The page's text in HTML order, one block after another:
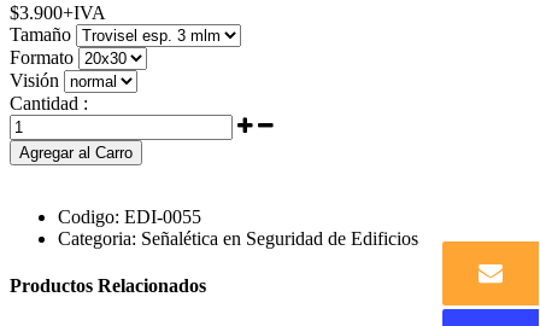
$3.900+IVA
Tamaño
Formato
Visión
Cantidad :
Agregar al Carro
Codigo: EDI-0055
Categoria: Señalética en Seguridad de Edificios
Productos Relacionados